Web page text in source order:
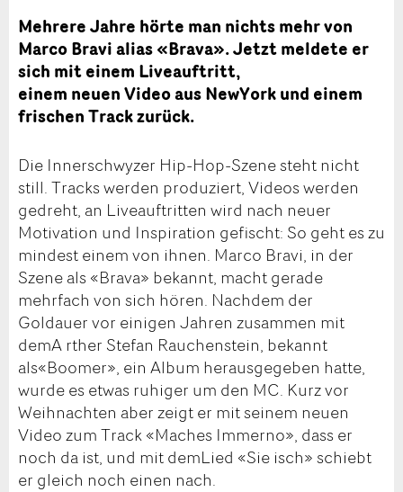
Mehrere Jahre hörte man nichts mehr von
Marco Bravi alias «Brava». Jetzt meldete er
sich mit einem Liveauftritt,
einem neuen Video aus NewYork und einem
frischen Track zurück.
Die Innerschwyzer Hip-Hop-Szene steht nicht
still. Tracks werden produziert, Videos werden
gedreht, an Liveauftritten wird nach neuer
Motivation und Inspiration gefischt: So geht es zu
mindest einem von ihnen. Marco Bravi, in der
Szene als «Brava» bekannt, macht gerade
mehrfach von sich hören. Nachdem der
Goldauer vor einigen Jahren zusammen mit
demA rther Stefan Rauchenstein, bekannt
als«Boomer», ein Album herausgegeben hatte,
wurde es etwas ruhiger um den MC. Kurz vor
Weihnachten aber zeigt er mit seinem neuen
Video zum Track «Maches Immerno», dass er
noch da ist, und mit demLied «Sie isch» schiebt
er gleich noch einen nach.